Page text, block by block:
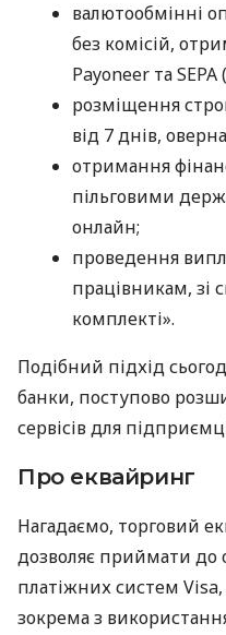
валютообмінні
без комісій,
Payoneer та SEPA
розміщення
від 7 днів,
отримання
пільговими
онлайн;
проведення
працівникам, зі
комплекті».
Подібний підхід
банки, поступово
сервісів для
Про еквайринг
Нагадаємо, торговий
дозволяє приймати до
платіжних систем
зокрема з